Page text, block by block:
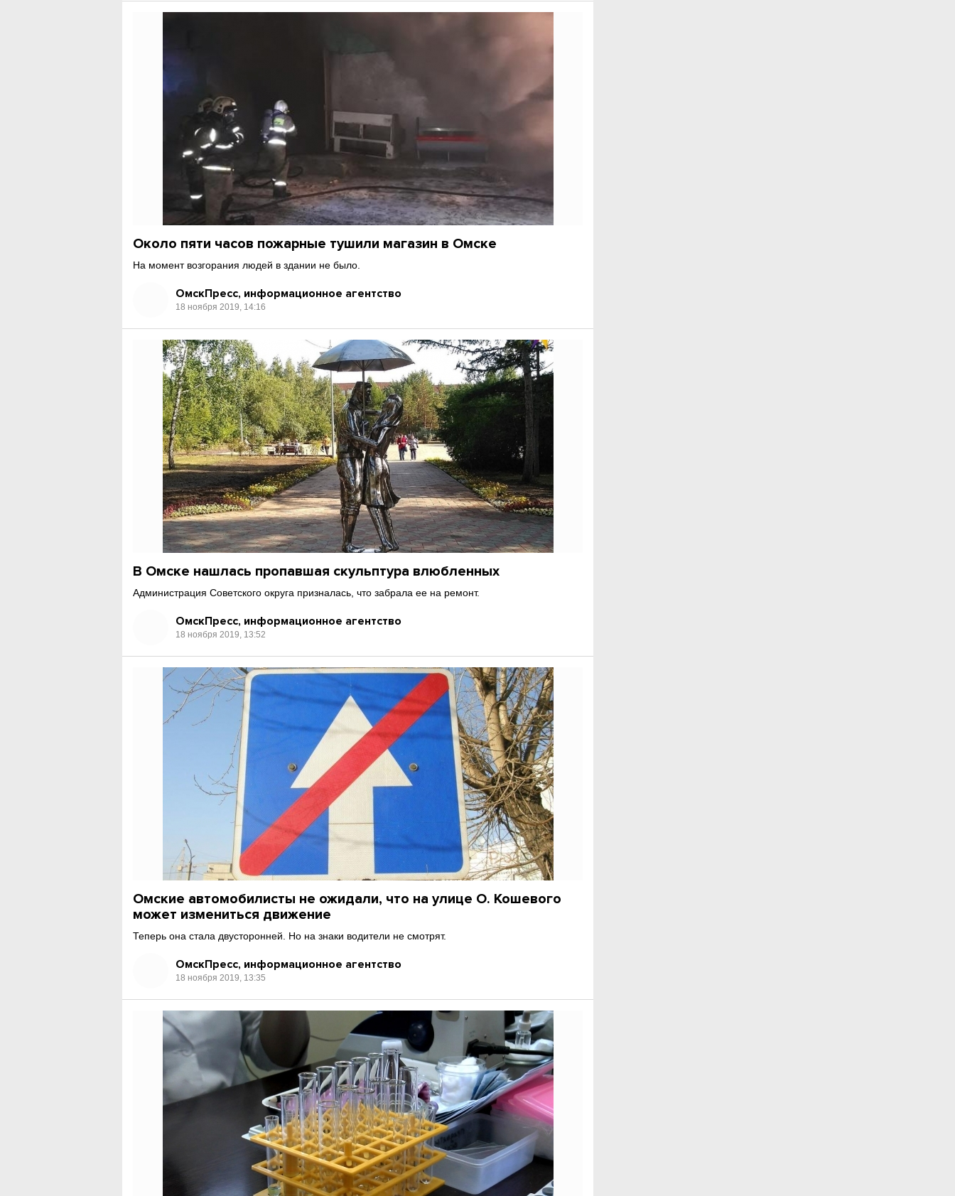
Около пяти часов пожарные тушили магазин в Омске
На момент возгорания людей в здании не было.
ОмскПресс, информационное агентство
18 ноября 2019, 14:16
В Омске нашлась пропавшая скульптура влюбленных
Администрация Советского округа призналась, что забрала ее на ремонт.
ОмскПресс, информационное агентство
18 ноября 2019, 13:52
Омские автомобилисты не ожидали, что на улице О. Кошевого
может измениться движение
Теперь она стала двусторонней. Но на знаки водители не смотрят.
ОмскПресс, информационное агентство
18 ноября 2019, 13:35